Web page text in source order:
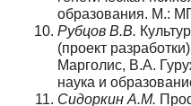
образования. М.:
Рубцов В.В.
(проект
Марголис, В.А.
наука и
Сидоркин А.М.